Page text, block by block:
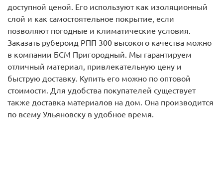
доступной ценой. Его используют как изоляционный
слой и как самостоятельное покрытие, если
позволяют погодные и климатические условия.
Заказать рубероид РПП 300 высокого качества можно
в компании БСМ Пригородный. Мы гарантируем
отличный материал, привлекательную цену и
быструю доставку. Купить его можно по оптовой
стоимости. Для удобства покупателей существует
также доставка материалов на дом. Она производится
по всему Ульяновску в удобное время.